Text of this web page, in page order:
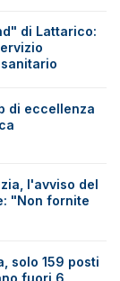
di Lattarico:
di eccellenza
l'avviso del
"Non fornite
solo 159 posti
fuori 6